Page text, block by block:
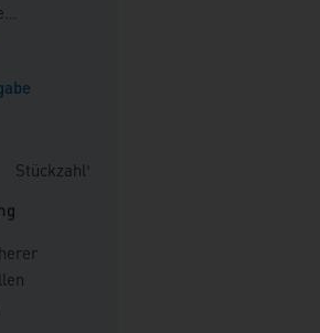
nicht oft
und
in den
eine
Stückzahl*